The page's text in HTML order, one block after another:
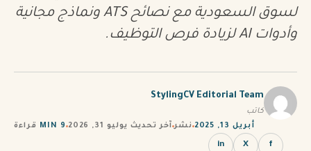
IN
TR
لسوق السعودية مع نصائح ATS ونماذج مجانية
وأدوات AI لزيادة فرص التوظيف.
StylingCV Editorial Team
كاتب
أبريل 13, 2025
نشر آخر تحديث يوليو 31, 2026 9 MIN قراءة
f
X
in